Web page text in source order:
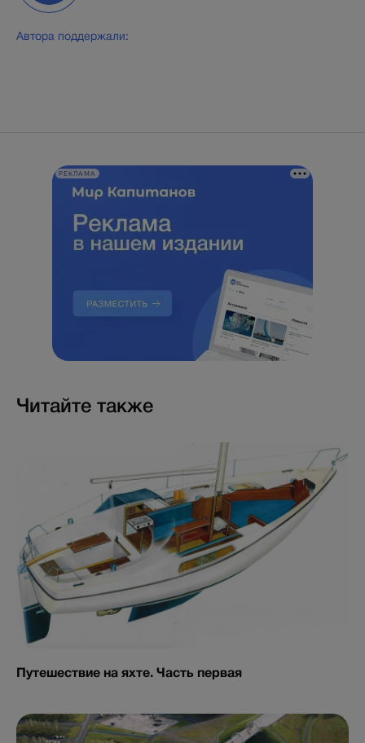
Автора поддержали:
РЕКЛАМА
Читайте также
Путешествие на яхте. Часть первая